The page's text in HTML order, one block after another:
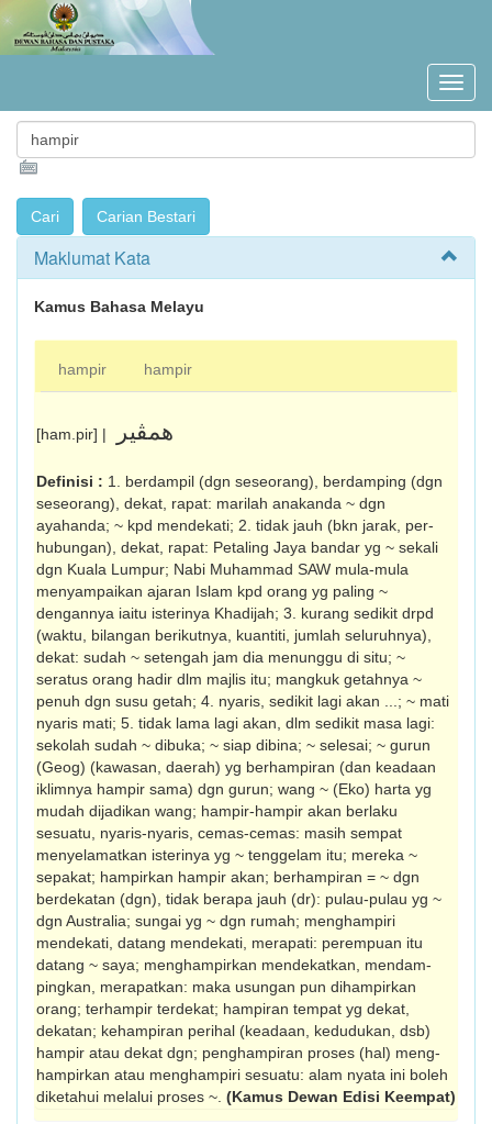
Maklumat Kata
Kamus Bahasa Melayu
hampir hampir
[ham.pir] | همڤير
Definisi : 1. berdampil (dgn seseorang), ber­damping (dgn
seseorang), dekat, rapat: marilah anakanda ~ dgn
ayahanda; ~ kpd mendekati; 2. tidak jauh (bkn jarak, per­
hubungan), dekat, rapat: Petaling Jaya bandar yg ~ sekali
dgn Kuala Lumpur; Nabi Muhammad SAW mula-mula
menyampai­kan ajaran Islam kpd orang yg paling ~
dengannya iaitu isterinya Khadijah; 3. kurang sedikit drpd
(waktu, bilangan berikut­nya, kuantiti, jumlah seluruhnya),
dekat: sudah ~ setengah jam dia menunggu di situ; ~
seratus orang hadir dlm majlis itu; mangkuk getahnya ~
penuh dgn susu getah; 4. nyaris, sedikit lagi akan ...; ~ mati
nyaris mati; 5. tidak lama lagi akan, dlm sedikit masa lagi:
sekolah sudah ~ dibuka; ~ siap dibina; ~ selesai; ~ gurun
(Geog) (kawasan, daerah) yg berhampiran (dan keadaan
iklimnya hampir sama) dgn gurun; wang ~ (Eko) harta yg
mudah dijadikan wang; hampir-hampir akan berlaku
sesuatu, nyaris-nyaris, cemas-cemas: masih sempat
menyelamatkan isterinya yg ~ tenggelam itu; mereka ~
sepakat; hampirkan hampir akan; berhampiran = ~ dgn
berdekatan (dgn), tidak berapa jauh (dr): pulau-pulau yg ~
dgn Australia; sungai yg ~ dgn rumah; menghampiri
mendekati, datang men­dekati, merapati: perempuan itu
datang ~ saya; menghampirkan mendekatkan, men­dam­
ping­­kan, merapatkan: maka usungan pun dihampirkan
orang; terhampir terdekat; hampiran tempat yg dekat,
dekatan; kehampiran perihal (keadaan, kedudukan, dsb)
hampir atau dekat dgn; penghampiran proses (hal) meng­
hampir­­kan atau menghampiri sesuatu: alam nyata ini boleh
diketahui melalui proses ~. (Kamus Dewan Edisi Keempat)